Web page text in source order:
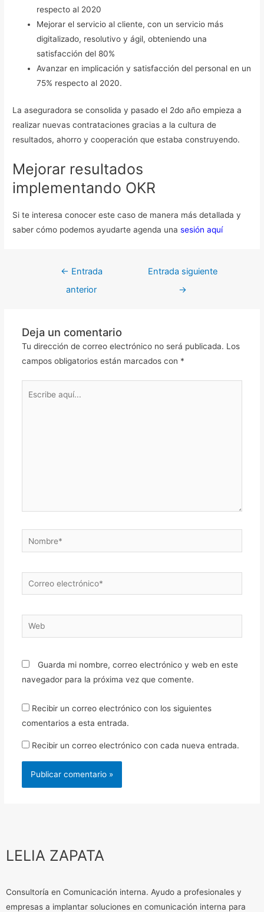
respecto al 2020
Mejorar el servicio al cliente, con un servicio más
digitalizado, resolutivo y ágil, obteniendo una
satisfacción del 80%
Avanzar en implicación y satisfacción del personal en un
75% respecto al 2020.
La aseguradora se consolida y pasado el 2do año empieza a
realizar nuevas contrataciones gracias a la cultura de
resultados, ahorro y cooperación que estaba construyendo.
Mejorar resultados
implementando OKR
Si te interesa conocer este caso de manera más detallada y
saber cómo podemos ayudarte agenda una sesión aquí
← Entrada
anterior
Entrada siguiente
→
Deja un comentario
Tu dirección de correo electrónico no será publicada. Los
campos obligatorios están marcados con *
Nombre*
Correo
electrónico*
Web
Guarda mi nombre, correo electrónico y web en este
navegador para la próxima vez que comente.
Recibir un correo electrónico con los siguientes
comentarios a esta entrada.
Recibir un correo electrónico con cada nueva entrada.
LELIA ZAPATA
Consultoría en Comunicación interna. Ayudo a profesionales y
empresas a implantar soluciones en comunicación interna para